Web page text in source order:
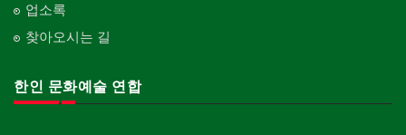
업소록
찾아오시는 길
한인 문화예술 연합